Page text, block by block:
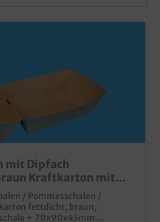
mit Dipfach
Kraftkarton mit
/ Pommesschalen /
fettdicht, braun,
+ 70x90x45mm